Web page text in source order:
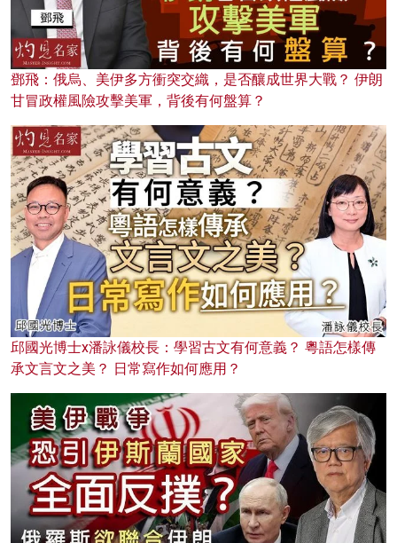
鄧飛：俄烏、美伊多方衝突交織，是否釀成世界大戰？ 伊朗
甘冒政權風險攻擊美軍，背後有何盤算？
邱國光博士x潘詠儀校長：學習古文有何意義？ 粵語怎樣傳
承文言文之美？ 日常寫作如何應用？